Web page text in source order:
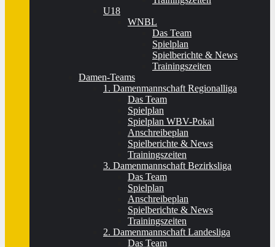
U18
WNBL
Das Team
Spielplan
Spielberichte & News
Trainingszeiten
Damen-Teams
1. Damenmannschaft Regionalliga
Das Team
Spielplan
Spielplan WBV-Pokal
Anschreibeplan
Spielberichte & News
Trainingszeiten
3. Damenmannschaft Bezirksliga
Das Team
Spielplan
Anschreibeplan
Spielberichte & News
Trainingszeiten
2. Damenmannschaft Landesliga
Das Team